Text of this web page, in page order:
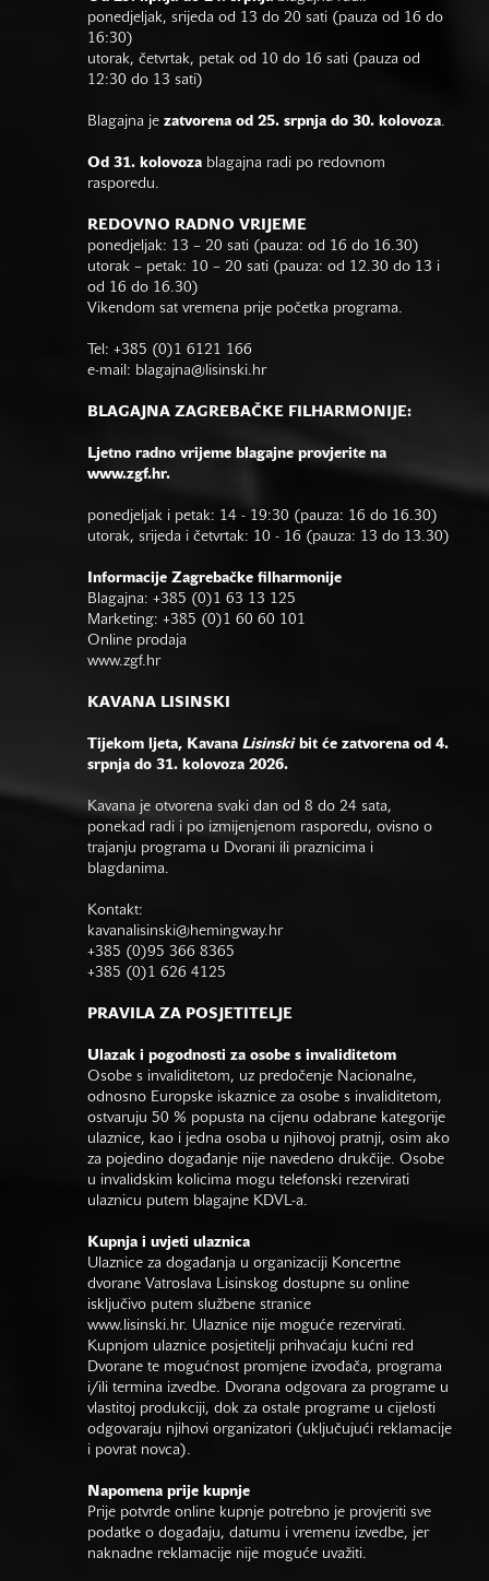
ponedjeljak, srijeda od 13 do 20 sati (pauza od 16 do
16:30)
utorak, četvrtak, petak od 10 do 16 sati (pauza od
12:30 do 13 sati)
Blagajna je zatvorena od 25. srpnja do 30. kolovoza.
Od 31. kolovoza blagajna radi po redovnom
rasporedu.
REDOVNO RADNO VRIJEME
ponedjeljak: 13 – 20 sati (pauza: od 16 do 16.30)
utorak – petak: 10 – 20 sati (pauza: od 12.30 do 13 i
od 16 do 16.30)
Vikendom sat vremena prije početka programa.
Tel: +385 (0)1 6121 166
e-mail: blagajna@lisinski.hr
BLAGAJNA ZAGREBAČKE FILHARMONIJE:
Ljetno radno vrijeme blagajne provjerite na
www.zgf.hr.
ponedjeljak i petak: 14 - 19:30 (pauza: 16 do 16.30)
utorak, srijeda i četvrtak: 10 - 16 (pauza: 13 do 13.30)
Informacije Zagrebačke filharmonije
Blagajna: +385 (0)1 63 13 125
Marketing: +385 (0)1 60 60 101
Online prodaja
www.zgf.hr
KAVANA LISINSKI
Tijekom ljeta, Kavana Lisinski bit će zatvorena od 4.
srpnja do 31. kolovoza 2026.
Kavana je otvorena svaki dan od 8 do 24 sata,
ponekad radi i po izmijenjenom rasporedu, ovisno o
trajanju programa u Dvorani ili praznicima i
blagdanima.
Kontakt:
kavanalisinski@hemingway.hr
+385 (0)95 366 8365
+385 (0)1 626 4125
PRAVILA ZA POSJETITELJE
Ulazak i pogodnosti za osobe s invaliditetom
Osobe s invaliditetom, uz predočenje Nacionalne,
odnosno Europske iskaznice za osobe s invaliditetom,
ostvaruju 50 % popusta na cijenu odabrane kategorije
ulaznice, kao i jedna osoba u njihovoj pratnji, osim ako
za pojedino događanje nije navedeno drukčije. Osobe
u invalidskim kolicima mogu telefonski rezervirati
ulaznicu putem blagajne KDVL-a.
Kupnja i uvjeti ulaznica
Ulaznice za događanja u organizaciji Koncertne
dvorane Vatroslava Lisinskog dostupne su online
isključivo putem službene stranice
www.lisinski.hr. Ulaznice nije moguće rezervirati.
Kupnjom ulaznice posjetitelji prihvaćaju kućni red
Dvorane te mogućnost promjene izvođača, programa
i/ili termina izvedbe. Dvorana odgovara za programe u
vlastitoj produkciji, dok za ostale programe u cijelosti
odgovaraju njihovi organizatori (uključujući reklamacije
i povrat novca).
Napomena prije kupnje
Prije potvrde online kupnje potrebno je provjeriti sve
podatke o događaju, datumu i vremenu izvedbe, jer
naknadne reklamacije nije moguće uvažiti.